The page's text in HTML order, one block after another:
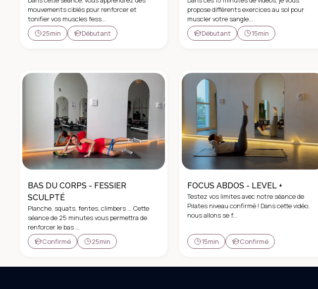
mouvements ciblés pour renforcer et
tonifier vos muscles fess...
25min
Débutant
propose différents exercices au sol pour
muscler votre sangle...
Débutant
15min
BAS DU CORPS - FESSIER
SCULPTÉ
Planche, squats, fentes, climbers ... Cette
séance de 25 minutes vous permettra de
renforcer le bas ...
Confirmé
25min
FOCUS ABDOS - LEVEL +
Testez vos limites avec notre séance de
Pilates niveau confirmé ! Dans cette vidéo,
nous allons se f...
15min Confirmé